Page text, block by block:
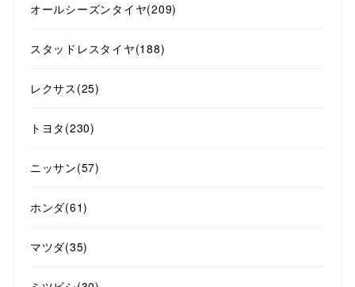
オールシーズンタイヤ(209)
スタッドレスタイヤ(188)
レクサス (25)
トヨタ (230)
ニッサン(57)
ホンダ(61)
マツダ(35)